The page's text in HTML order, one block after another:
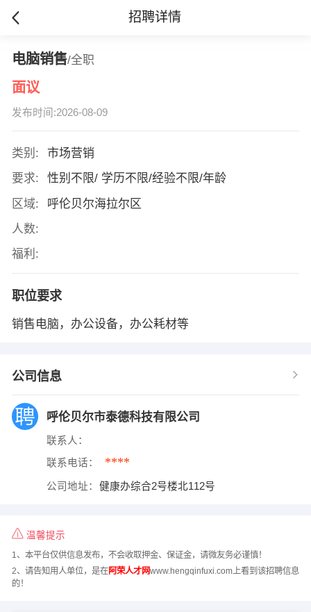
招聘详情
电脑销售/全职
面议
发布时间:2026-08-09
类别:
市场营销
要求:
性别不限/ 学历不限/经验不限/年龄
区域:
呼伦贝尔海拉尔区
人数:
福利:
职位要求
销售电脑，办公设备，办公耗材等
公司信息
呼伦贝尔市泰德科技有限公司
联系人：
联系电话： ****
公司地址： 健康办综合2号楼北112号
温馨提示
1、本平台仅供信息发布，不会收取押金、保证金，请微友务必谨慎！
2、请告知用人单位，是在阿荣人才网www.hengqinfuxi.com上看到该招聘信息
的！